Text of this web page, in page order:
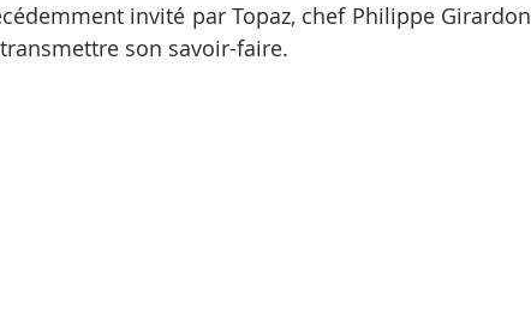
invité par Topaz, chef Philippe Girardon
son savoir-faire.